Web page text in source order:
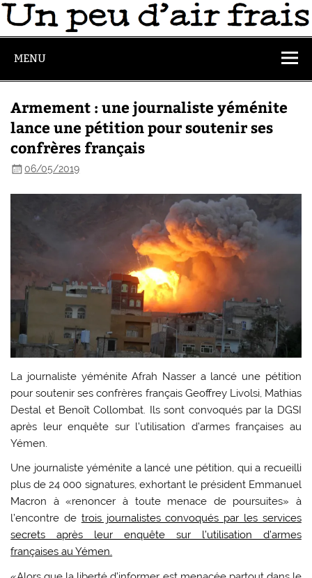
MENU
Armement : une journaliste yéménite
lance une pétition pour soutenir ses
confrères français
06/05/2019
La journaliste yéménite Afrah Nasser a lancé une pétition
pour soutenir ses confrères français Geoffrey Livolsi, Mathias
Destal et Benoît Collombat. Ils sont convoqués par la DGSI
après leur enquête sur l’utilisation d’armes françaises au
Yémen.
Une journaliste yéménite a lancé une pétition, qui a recueilli
plus de 24 000 signatures, exhortant le président Emmanuel
Macron à «renoncer à toute menace de poursuites» à
l’encontre de trois journalistes convoqués par les services
secrets après leur enquête sur l’utilisation d’armes
françaises au Yémen.